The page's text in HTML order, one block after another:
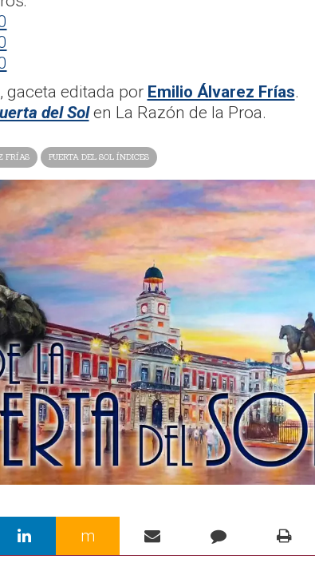
gaceta editada por Emilio Álvarez Frías.
del Solen La Razón de la Proa.
FRÍAS PUERTA DEL SOL ÍNDICES
m